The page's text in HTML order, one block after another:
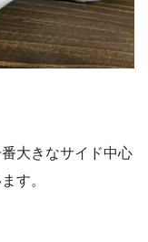
大きなサイド中心
す。